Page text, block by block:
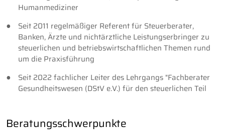
Humanmediziner
Seit 2011 regelmäßiger Referent für Steuerberater,
Banken, Ärzte und nichtärztliche Leistungserbringer zu
steuerlichen und betriebswirtschaftlichen Themen rund
um die Praxisführung
Seit 2022 fachlicher Leiter des Lehrgangs "Fachberater
Gesundheitswesen (DStV e.V.) für den steuerlichen Teil
Beratungsschwerpunkte